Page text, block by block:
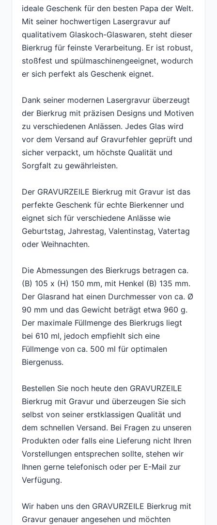
ideale Geschenk für den besten Papa der Welt.
Mit seiner hochwertigen Lasergravur auf
qualitativem Glaskoch-Glaswaren, steht dieser
Bierkrug für feinste Verarbeitung. Er ist robust,
stoßfest und spülmaschinengeeignet, wodurch
er sich perfekt als Geschenk eignet.
Dank seiner modernen Lasergravur überzeugt
der Bierkrug mit präzisen Designs und Motiven
zu verschiedenen Anlässen. Jedes Glas wird
vor dem Versand auf Gravurfehler geprüft und
sicher verpackt, um höchste Qualität und
Sorgfalt zu gewährleisten.
Der GRAVURZEILE Bierkrug mit Gravur ist das
perfekte Geschenk für echte Bierkenner und
eignet sich für verschiedene Anlässe wie
Geburtstag, Jahrestag, Valentinstag, Vatertag
oder Weihnachten.
Die Abmessungen des Bierkrugs betragen ca.
(B) 105 x (H) 150 mm, mit Henkel (B) 135 mm.
Der Glasrand hat einen Durchmesser von ca. Ø
90 mm und das Gewicht beträgt etwa 960 g.
Der maximale Füllmenge des Bierkrugs liegt
bei 610 ml, jedoch empfiehlt sich eine
Füllmenge von ca. 500 ml für optimalen
Biergenuss.
Bestellen Sie noch heute den GRAVURZEILE
Bierkrug mit Gravur und überzeugen Sie sich
selbst von seiner erstklassigen Qualität und
dem schnellen Versand. Bei Fragen zu unseren
Produkten oder falls eine Lieferung nicht Ihren
Vorstellungen entsprechen sollte, stehen wir
Ihnen gerne telefonisch oder per E-Mail zur
Verfügung.
Wir haben uns den GRAVURZEILE Bierkrug mit
Gravur genauer angesehen und möchten